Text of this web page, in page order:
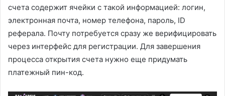
счета содержит ячейки с такой информацией: логин,
электронная почта, номер телефона, пароль, ID
реферала. Почту потребуется сразу же верифицировать
через интерфейс для регистрации. Для завершения
процесса открытия счета нужно еще придумать
платежный пин-код.